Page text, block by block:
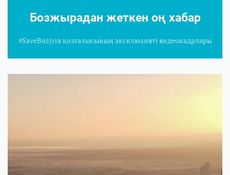
Бозжырадан жеткен оң хабар
#SaveBozjyra қозғалысының эксклюзивті видеокадрлары